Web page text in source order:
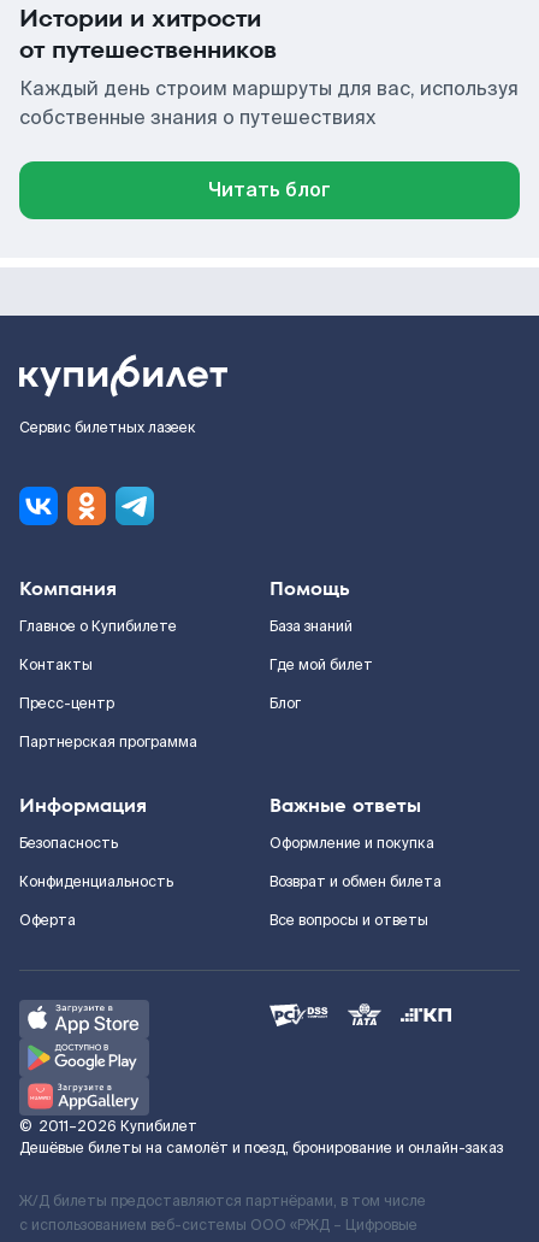
Истории и хитрости
от путешественников
Каждый день строим маршруты для вас, используя
собственные знания о путешествиях
Читать блог
Сервис билетных лазеек
Компания
Главное о Купибилете
Контакты
Пресс-центр
Партнерская программа
Помощь
База знаний
Где мой билет
Блог
Информация
Безопасность
Конфиденциальность
Оферта
Важные ответы
Оформление и покупка
Возврат и обмен билета
Все вопросы и ответы
© 2011–2026 Купибилет
Дешёвые билеты на самолёт и поезд, бронирование и онлайн-заказ
Ж/Д билеты предоставляются партнёрами, в том числе
с использованием веб-системы ООО «РЖД – Цифровые